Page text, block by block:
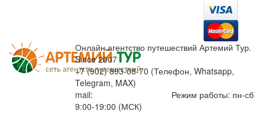
Онлайн агентство путешествий Артемий Тур.
Since 2007
+7 (902) 893-08-70 (Телефон, Whatsapp,
Telegram, MAX)
mail:
Режим работы: пн-сб
9:00-19:00 (МСК)